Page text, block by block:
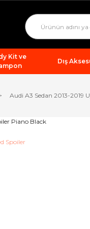
Kit ve
Dış
Audi A3 Sedan 2013-2019